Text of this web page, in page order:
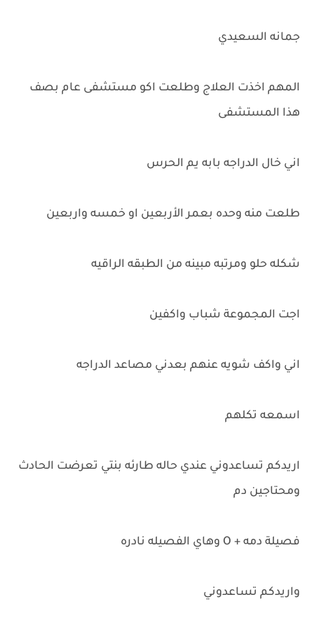
جمانه السعيدي
المهم اخذت العلاج وطلعت اكو مستشفى عام بصف
هذا المستشفى
اني خال الدراجه بابه يم الحرس
طلعت منه وحده بعمر الأربعين او خمسه واربعين
شكله حلو ومرتبه مبينه من الطبقه الراقيه
اجت المجموعة شباب واكفين
اني واكف شويه عنهم بعدني مصاعد الدراجه
اسمعه تكلهم
اريدكم تساعدوني عندي حاله طارئه بنتي تعرضت الحادث
ومحتاجين دم
فصيلة دمه + O وهاي الفصيله نادره
واريدكم تساعدوني